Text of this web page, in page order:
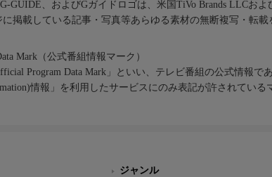
GUIDE、およびGガイドロゴは、米国TiVo Brands LLCお
掲載している記事・写真等あらゆる素材の無断複写・転載
Mark（公式番組情報マーク）
Program Data Mark」といい、テレビ番組の公式情報で
情報」を利用したサービスにのみ表記が許されている
ジャンル